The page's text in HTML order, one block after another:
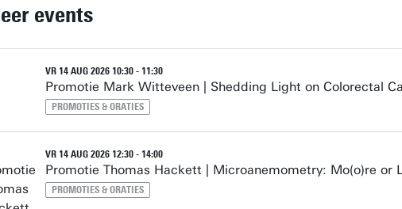
events
VR 14 AUG 2026 10:30 - 11:30
Promotie Mark Witteveen | Shedding Light on Colorectal
PROMOTIES & ORATIES
VR 14 AUG 2026 12:30 - 14:00
Promotie Thomas Hackett | Microanemometry: Mo(o)re or
PROMOTIES & ORATIES